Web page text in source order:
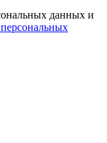
данных и